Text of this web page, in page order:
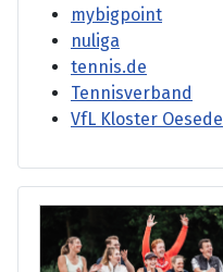
mybigpoint
nuliga
tennis.de
Tennisverband
VfL Kloster Oesede